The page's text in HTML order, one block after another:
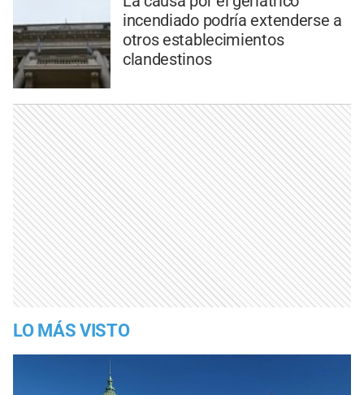
incendiado podría extenderse a
otros establecimientos
clandestinos
LO MÁS VISTO